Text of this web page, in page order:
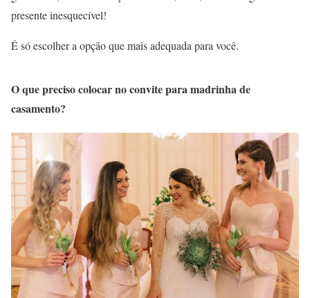
presente inesquecível!
É só escolher a opção que mais adequada para você.
O que preciso colocar no convite para madrinha de
casamento?